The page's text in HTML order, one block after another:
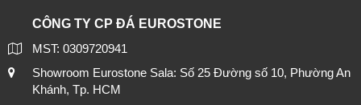
CÔNG TY CP ĐÁ EUROSTONE
MST: 0309720941
Showroom Eurostone Sala: Số 25 Đường số 10, Phường An
Khánh, Tp. HCM